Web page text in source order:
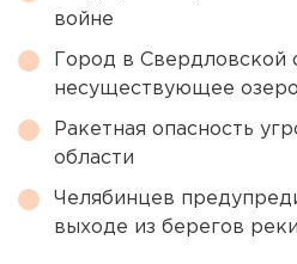
войне
Город в Свердловской
несуществующее озеро
Ракетная опасность
области
Челябинцев
выходе из берегов